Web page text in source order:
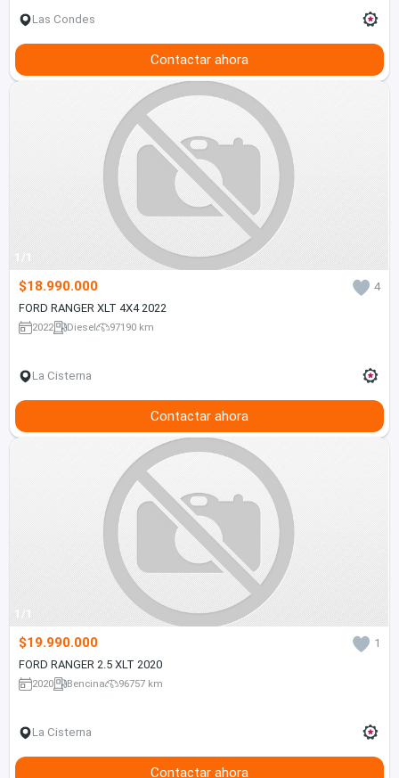
Las Condes
Contactar ahora
1/1
$18.990.000
4
FORD RANGER XLT 4X4 2022
2022 Diesel 97190 km
La Cisterna
Contactar ahora
1/1
$19.990.000
1
FORD RANGER 2.5 XLT 2020
2020 Bencina 96757 km
La Cisterna
Contactar ahora